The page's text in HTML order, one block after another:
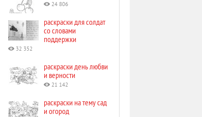
24 806
раскраски для солдат
со словами
поддержки
32 352
раскраски день любви
и верности
21 142
раскраски на тему сад
и огород